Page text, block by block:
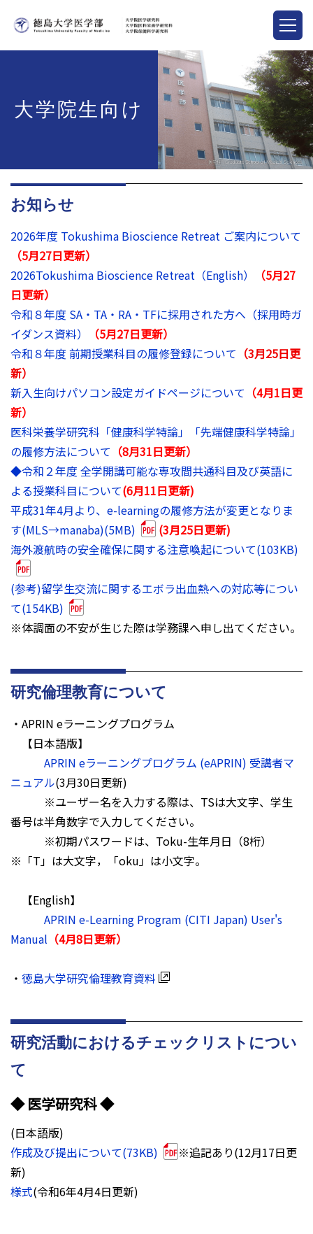
大学院生向け
お知らせ
2026年度 Tokushima Bioscience Retreat ご案内について
（5月27日更新）
2026Tokushima Bioscience Retreat（English）
（5月27
日更新）
令和８年度 SA・TA・RA・TFに採用された方へ（採用時ガ
イダンス資料）
（5月27日更新）
令和８年度 前期授業科目の履修登録について （3月25日更
新）
新入生向けパソコン設定ガイドページについて （4月1日更
新）
医科栄養学研究科「健康科学特論」「先端健康科学特論」
の履修方法について （8月31日更新）
◆令和２年度 全学開講可能な専攻間共通科目及び英語に
よる授業科目について(6月11日更新)
平成31年4月より、e-learningの履修方法が変更となりま
す(MLS→manaba)(5MB)
(3月25日更新)
海外渡航時の安全確保に関する注意喚起について(103KB)
(参考)留学生交流に関するエボラ出血熱への対応等につい
て(154KB)
※体調面の不安が生じた際は学務課へ申し出てください。
研究倫理教育について
・APRIN eラーニングプログラム
【日本語版】
APRIN eラーニングプログラム (eAPRIN) 受講者マ
ニュアル(3月30日更新)
※ユーザー名を入力する際は、TSは大文字、学生
番号は半角数字で入力してください。
※初期パスワードは、Toku-生年月日（8桁）
※「T」は大文字，「oku」は小文字。
【English】
APRIN e-Learning Program (CITI Japan) User's
Manual （4月8日更新）
・ 徳島大学研究倫理教育資料
研究活動におけるチェックリストについ
て
◆ 医学研究科 ◆
(日本語版)
作成及び提出について(73KB)
※追記あり(12月17日更
新)
様式(令和6年4月4日更新)